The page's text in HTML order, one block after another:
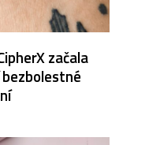
začala